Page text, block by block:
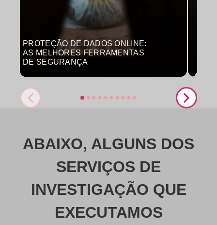
PROTEÇÃO DE DADOS ONLINE:
AS MELHORES FERRAMENTAS
DE SEGURANÇA
ABAIXO, ALGUNS DOS
SERVIÇOS DE
INVESTIGAÇÃO QUE
EXECUTAMOS